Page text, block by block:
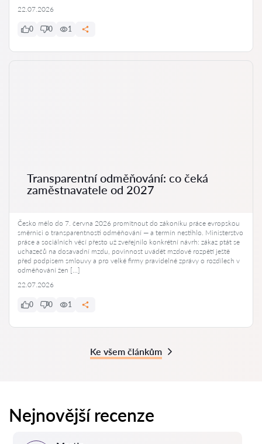
22.07.2026
0 0 1
Transparentní odměňování: co čeká
zaměstnavatele od 2027
Česko mělo do 7. června 2026 promítnout do zákoníku práce evropskou
směrnici o transparentnosti odměňování — a termín nestihlo. Ministerstvo
práce a sociálních věcí přesto už zveřejnilo konkrétní návrh: zákaz ptát se
uchazečů na dosavadní mzdu, povinnost uvádět mzdové rozpětí ještě
před podpisem smlouvy a pro velké firmy pravidelné zprávy o rozdílech v
odměňování žen […]
22.07.2026
0 0 1
Ke všem článkům
Nejnovější recenze